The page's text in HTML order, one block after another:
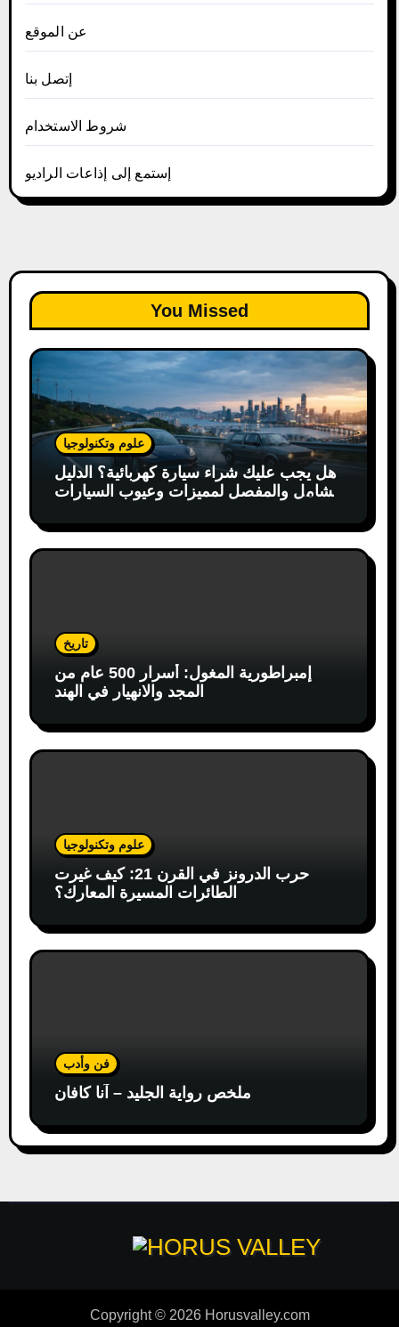
عن الموقع
إتصل بنا
شروط الاستخدام
إستمع إلى إذاعات الراديو
You Missed
علوم وتكنولوجيا
هل يجب عليك شراء سيارة كهربائية؟ الدليل
الشامل والمفصل لمميزات وعيوب السيارات
تاريخ
إمبراطورية المغول: أسرار 500 عام من
المجد والانهيار في الهند
علوم وتكنولوجيا
حرب الدرونز في القرن 21: كيف غيرت
الطائرات المسيرة المعارك؟
فن وأدب
ملخص رواية الجليد – آنا كافان
Copyright © 2026 Horusvalley.com